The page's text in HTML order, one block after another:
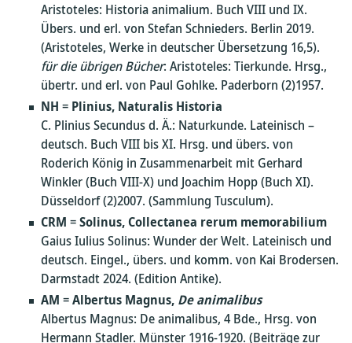
Aristoteles: Historia animalium. Buch VIII und IX.
Übers. und erl. von Stefan Schnieders. Berlin 2019.
(Aristoteles, Werke in deutscher Übersetzung 16,5).
für die übrigen Bücher: Aristoteles: Tierkunde. Hrsg.,
übertr. und erl. von Paul Gohlke. Paderborn (2)1957.
NH = Plinius, Naturalis Historia
C. Plinius Secundus d. Ä.: Naturkunde. Lateinisch –
deutsch. Buch VIII bis XI. Hrsg. und übers. von
Roderich König in Zusammenarbeit mit Gerhard
Winkler (Buch VIII-X) und Joachim Hopp (Buch XI).
Düsseldorf (2)2007. (Sammlung Tusculum).
CRM =Solinus, Collectanea rerum memorabilium
Gaius Iulius Solinus: Wunder der Welt. Lateinisch und
deutsch. Eingel., übers. und komm. von Kai Brodersen.
Darmstadt 2024. (Edition Antike).
AM =Albertus Magnus, De animalibus
Albertus Magnus: De animalibus, 4 Bde., Hrsg. von
Hermann Stadler. Münster 1916-1920. (Beiträge zur